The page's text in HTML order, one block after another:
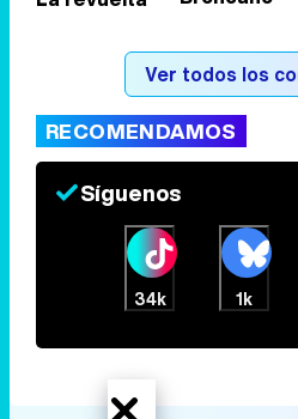
Ver todos los
RECOMENDAMOS
Síguenos
34k 1k